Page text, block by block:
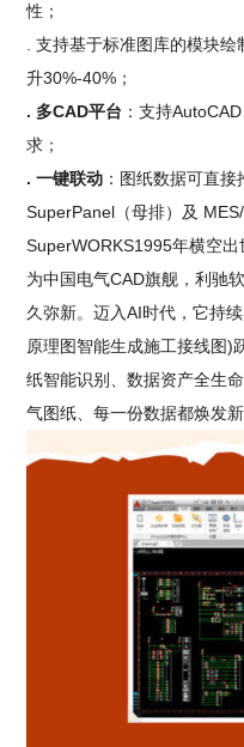
性；
. 支持基于标准图库的模块
升30%-40%；
. 多CAD平台 ：支持
求；
. 一键联动 ：图纸数据可直
SuperPanel（母排）及 MES/
SuperWORKS1995年横空
为中国电气CAD旗舰，利驰
久弥新。迈入AI时代，它持
原理图智能生成施工接线图)
纸智能识别、数据资产全生
气图纸、每一份数据都焕发新